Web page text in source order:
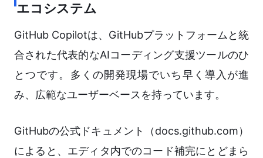
エコシステム
GitHub Copilotは、GitHubプラットフォームと統
合された代表的なAIコーディング支援ツールのひ
とつです。多くの開発現場でいち早く導入が進
み、広範なユーザーベースを持っています。
GitHubの公式ドキュメント（docs.github.com）
によると、エディタ内でのコード補完にとどまら